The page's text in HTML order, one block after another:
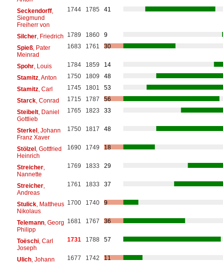
Seckendorff,
Siegmund
Freiherr von
1744 1785 41
Silcher, Friedrich 1789 1860
9
Spieß, Pater
Meinrad
1683 1761 30
Spohr, Louis 1784 1859
14
Stamitz, Anton 1750 1809
48
Stamitz, Carl 1745 1801
53
Starck, Conrad 1715 1787
56
Steibelt, Daniel
Gottlieb
1765 1823 33
Sterkel, Johann
Franz Xaver
1750 1817 48
Stölzel, Gottfried
Heinrich
1690 1749 18
Streicher,
Nannette
1769 1833 29
Streicher,
Andreas
1761 1833 37
Stulick, Mattheus
Nikolaus
1700 1740 9
Telemann, Georg
Philipp
1681 1767 36
Toëschi, Carl
Joseph
1731 1788 57
Ulich, Johann 1677 1742
11